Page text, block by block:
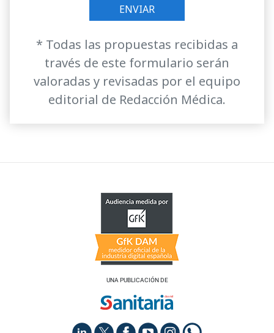
* Todas las propuestas recibidas a
través de este formulario serán
valoradas y revisadas por el equipo
editorial de Redacción Médica.
UNA PUBLICACIÓN DE